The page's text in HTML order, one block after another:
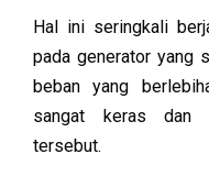
Hal ini seringkali
pada generator yang
beban yang
sangat keras dan
tersebut.